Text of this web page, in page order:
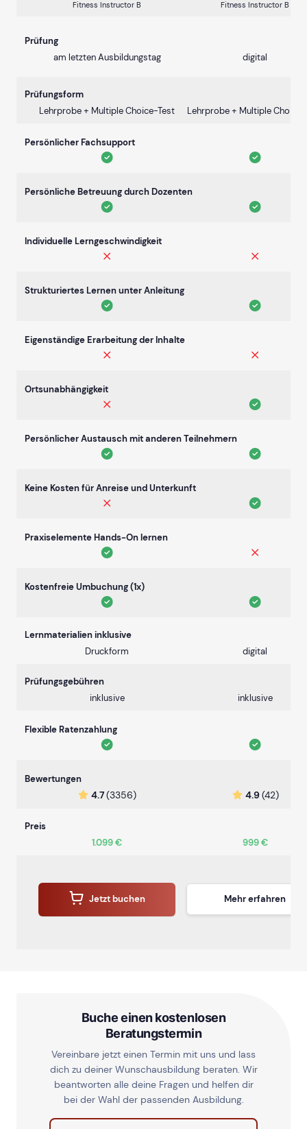
Fitness Instructor B Fitness Instructor B
Prüfung
am letzten Ausbildungstag
digital
Prüfungsform
Lehrprobe + Multiple Choice-Test
Lehrprobe + Multiple
Persönlicher Fachsupport
Persönliche Betreuung durch Dozenten
Individuelle Lerngeschwindigkeit
Strukturiertes Lernen unter Anleitung
Eigenständige Erarbeitung der Inhalte
Ortsunabhängigkeit
Persönlicher Austausch mit anderen Teilnehmern
Keine Kosten für Anreise und Unterkunft
Praxiselemente Hands-On lernen
Kostenfreie Umbuchung (1x)
Lernmaterialien inklusive
Druckform
digital
Prüfungsgebühren
inklusive
inklusive
Flexible Ratenzahlung
Bewertungen
4.7(3356) 4.9(42)
Preis
1.099 €
999 €
Jetzt buchen Mehr erfahren
Buche einen kostenlosen
Beratungstermin
Vereinbare jetzt einen Termin mit uns und lass
dich zu deiner Wunschausbildung beraten. Wir
beantworten alle deine Fragen und helfen dir
bei der Wahl der passenden Ausbildung.